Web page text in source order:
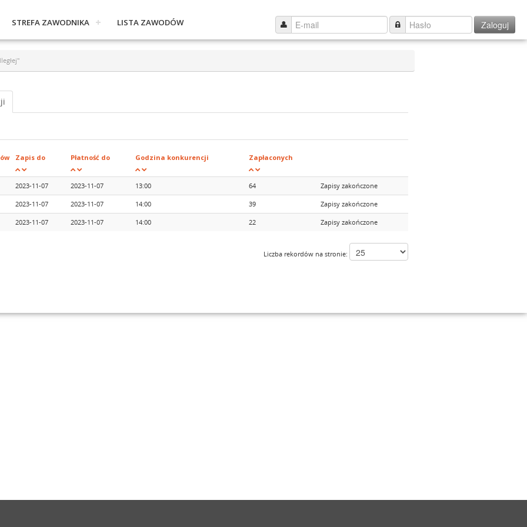
Zaloguj
STREFA ZAWODNIKA LISTA ZAWODÓW
Zapis do Płatność do Godzina konkurencji Zapłaconych
2023-11-07 2023-11-07 13:00 64 Zapisy zakończone
2023-11-07 2023-11-07 14:00 39 Zapisy zakończone
2023-11-07 2023-11-07 14:00 22 Zapisy zakończone
Liczba rekordów na stronie: